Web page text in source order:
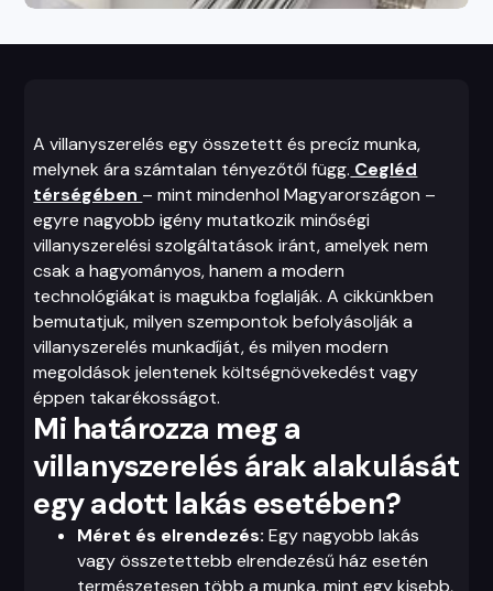
A villanyszerelés egy összetett és precíz munka,
melynek ára számtalan tényezőtől függ. Cegléd
térségében – mint mindenhol Magyarországon –
egyre nagyobb igény mutatkozik minőségi
villanyszerelési szolgáltatások iránt, amelyek nem
csak a hagyományos, hanem a modern
technológiákat is magukba foglalják. A cikkünkben
bemutatjuk, milyen szempontok befolyásolják a
villanyszerelés munkadíját, és milyen modern
megoldások jelentenek költségnövekedést vagy
éppen takarékosságot.
Mi határozza meg a
villanyszerelés árak alakulását
egy adott lakás esetében?
Méret és elrendezés: Egy nagyobb lakás
vagy összetettebb elrendezésű ház esetén
természetesen több a munka, mint egy kisebb,